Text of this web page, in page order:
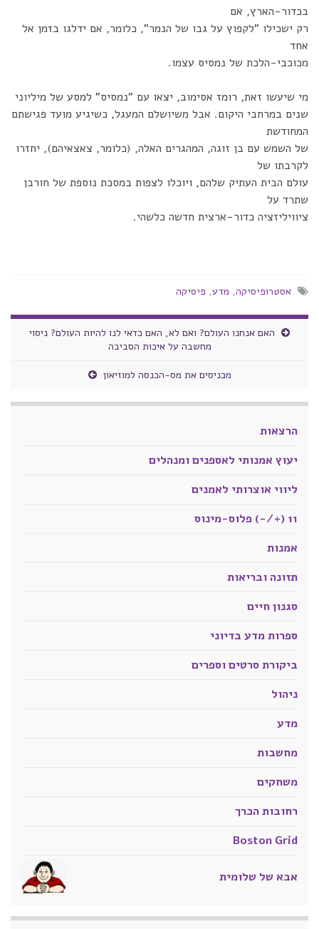
בכדור-הארץ, אם
רק ישכילו "לקפוץ על גבו של הנמר", כלומר, אם ידלגו בזמן אל
אחד
מכוכבי-הלכת של נמסיס עצמו.
מי שיעשו זאת, רומז אסימוב, יצאו עם "נמסיס" למסע של מיליוני
שנים במרחבי היקום. אבל משיושלם המעגל, כשיגיע מועד פגישתם
המחודשת
של השמש עם בן זוגה, המהגרים האלה, (כלומר, צאצאיהם), יחזרו
לקרבתו של
עולם הבית העתיק שלהם, ויוכלו לצפות במסכת נוספת של חורבן
שתרד על
ציוויליזציה כדור-ארצית חדשה כלשהי.
אסטרופיסיקה, מדע, פיסיקה
האם אנחנו העולם? ואם לא, האם כדאי לנו להיות העולם? ניסוי
מחשבה על איכות הסביבה
מכניסים את מס-הכנסה למוזיאון
הרצאות
יעוץ אמנותי לאספנים ומנהלים
ליווי אוצרותי לאמנים
11 (+/-) פלוס-מינוס
אמנות
תזונה ובריאות
סגנון חיים
ספרות מדע בדיוני
ביקורת סרטים וספרים
ניהול
מדע
מחשבות
משחקים
רחובות הכרך
Boston Grid
אבא של שלומית